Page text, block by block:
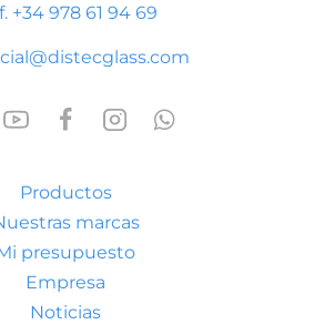
+34 978 61 94 69
Productos
marcas
presupuesto
Empresa
Noticias